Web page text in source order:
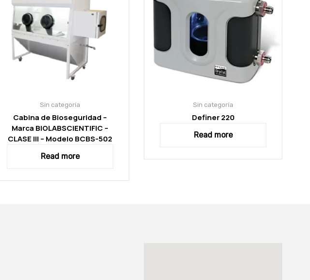
Sin categoría
Cabina de Bioseguridad –
Marca BIOLABSCIENTIFIC –
CLASE III – Modelo BCBS-502
Read more
Sin categoría
Definer 220
Read more